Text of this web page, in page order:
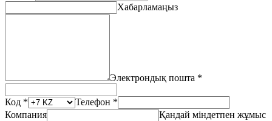
Хабарламаңыз
Электрондық пошта *
Код *
Телефон *
Компания
Қандай міндетпен жұмыс